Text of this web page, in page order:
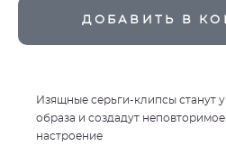
ДОБАВИТЬ В
Изящные серьги-клипсы станут
образа и создадут
настроение